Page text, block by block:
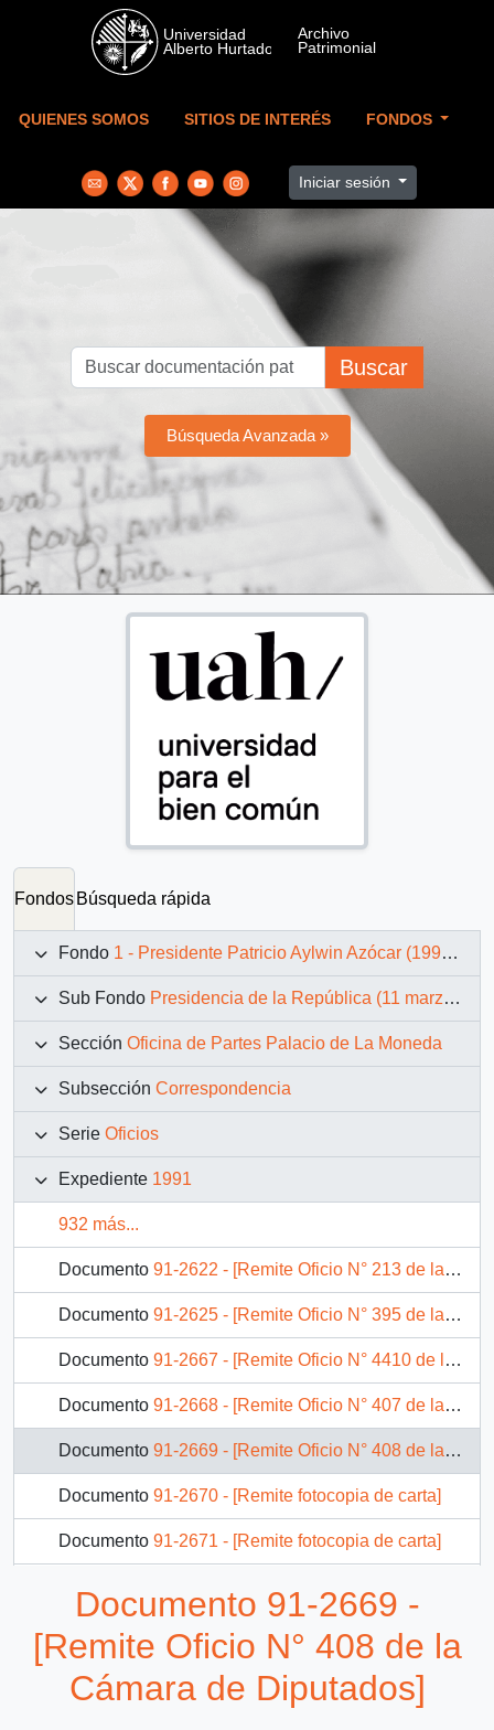
Skip to main content
QUIENES SOMOS SITIOS DE INTERÉS FONDOS
Iniciar sesión
Buscar
Búsqueda Avanzada »
Fondos Búsqueda rápida
Fondo 1 - Presidente Patricio Aylwin Azócar (1990-1994)
Sub Fondo Presidencia de la República (11 marzo 1990 – 11 marzo 1994)
Sección Oficina de Partes Palacio de La Moneda
Subsección Correspondencia
Serie Oficios
Expediente 1991
932 más...
Documento 91-2622 - [Remite Oficio N° 213 de la Cámara de Diputados]
Documento 91-2625 - [Remite Oficio N° 395 de la Cámara de Diputados]
Documento 91-2667 - [Remite Oficio N° 4410 de la Cámara de Diputados]
Documento 91-2668 - [Remite Oficio N° 407 de la Cámara de Diputados]
Documento 91-2669 - [Remite Oficio N° 408 de la Cámara de Diputados]
Documento 91-2670 - [Remite fotocopia de carta]
Documento 91-2671 - [Remite fotocopia de carta]
Documento 91-2674 - [Remite fotocopia de carta]
1483 más...
Documento 91-2669 -
[Remite Oficio N° 408 de la
Cámara de Diputados]